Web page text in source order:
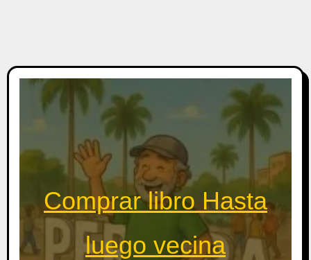
Comprar libro Hasta
luego vecina